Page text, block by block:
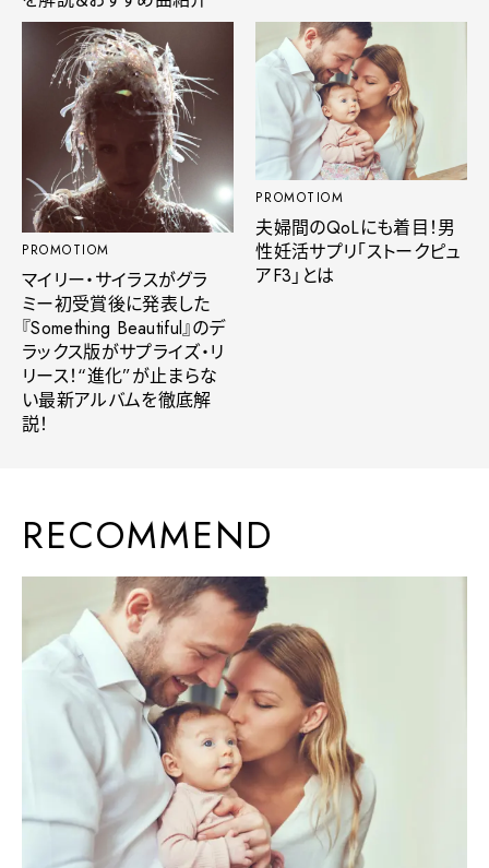
PROMOTIOM
マイリー・サイラスがグラ
ミー初受賞後に発表した
『Something Beautiful』のデ
ラックス版がサプライズ・リ
リース！“進化”が止まらな
い最新アルバムを徹底解
説！
PROMOTIOM
夫婦間のQoLにも着目！男
性妊活サプリ「ストークピュ
アF3」とは
RECOMMEND